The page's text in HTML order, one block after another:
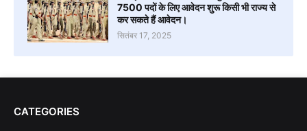
7500 पदों के लिए आवेदन शुरू किसी भी राज्य से
कर सकते हैं आवेदन।
सितंबर 17, 2025
CATEGORIES